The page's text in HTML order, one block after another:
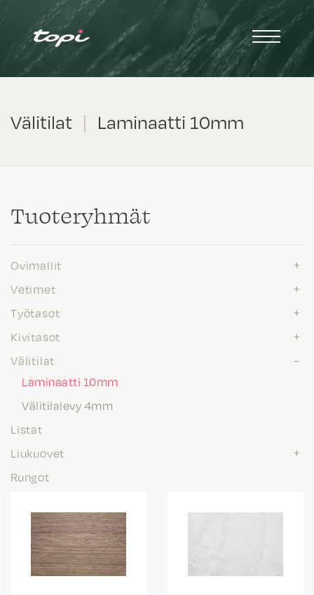
Välitilat | Laminaatti 10mm
Tuote­ryhmät
Ovimallit
Vetimet
Työtasot
Kivitasot
Välitilat
Laminaatti 10mm
Välitilalevy 4mm
Listat
Liukuovet
Rungot